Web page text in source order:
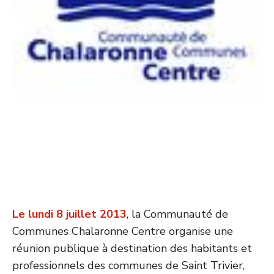
Le lundi 8 juillet 2013, la Communauté de
Communes Chalaronne Centre organise une
réunion publique à destination des habitants et
professionnels des communes de Saint Trivier,